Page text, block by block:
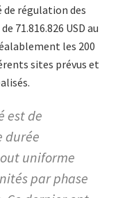
de régulation des
71.816.826 USD au
les 200
sites prévus et
est de
durée
uniforme
par phase